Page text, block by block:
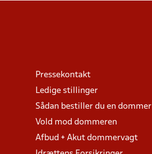
Pressekontakt
Ledige stillinger
Sådan bestiller du en dommer
Vold mod dommeren
Afbud + Akut dommervagt